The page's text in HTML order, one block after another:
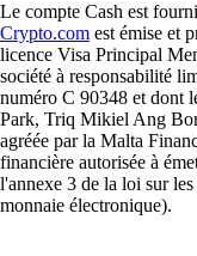
Le compte Cash est
Crypto.com est émise et
licence Visa Principal
société à responsabilité
numéro C 90348 et dont
Park, Triq Mikiel Ang
agréée par la Malta
financière autorisée à
l'annexe 3 de la loi sur
monnaie électronique).